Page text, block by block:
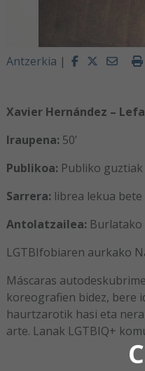
Antzerkia | FacebookTwitterEmail
Xavier Hernández –
Iraupena: 50’
Publikoa: Publiko guztiak
Sarrera: librea lekua
Antolatzailea: Burlatako
LGTBIfobiaren aurkako
Máscaras
koreografien bidez, bere
haurtzarotik hasi eta
arte. Lanak LGTBIQ+